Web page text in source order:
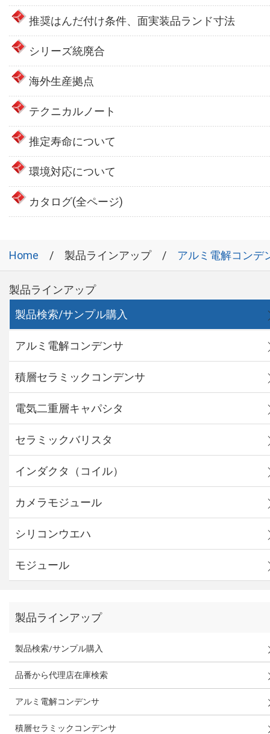
推奨はんだ付け条件、面実装品ランド寸法
シリーズ統廃合
海外生産拠点
テクニカルノート
推定寿命について
環境対応について
カタログ(全ページ)
Home 製品ラインアップ アルミ電解コンデ
製品ラインアップ
製品検索/サンプル購入
アルミ電解コンデンサ
積層セラミックコンデンサ
電気二重層キャパシタ
セラミックバリスタ
インダクタ（コイル）
カメラモジュール
シリコンウエハ
モジュール
製品ラインアップ
製品検索/サンプル購入
品番から代理店在庫検索
アルミ電解コンデンサ
積層セラミックコンデンサ